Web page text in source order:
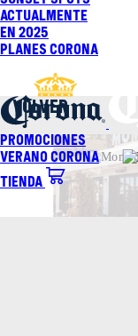
Saltar
al
contenido
Actualmente
En 2025
Planes Corona
Promociones
Verano Corona
Tienda
VOLVER